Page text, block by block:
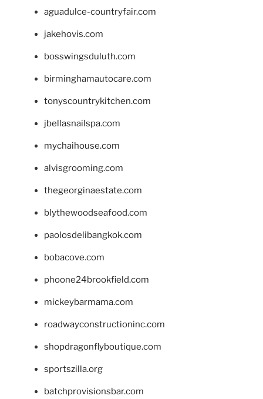
aguadulce-countryfair.com
jakehovis.com
bosswingsduluth.com
birminghamautocare.com
tonyscountrykitchen.com
jbellasnailspa.com
mychaihouse.com
alvisgrooming.com
thegeorginaestate.com
blythewoodseafood.com
paolosdelibangkok.com
bobacove.com
phoone24brookfield.com
mickeybarmama.com
roadwayconstructioninc.com
shopdragonflyboutique.com
sportszilla.org
batchprovisionsbar.com